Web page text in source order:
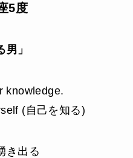
5度
」
knowledge.
(自己を知る)
き出る